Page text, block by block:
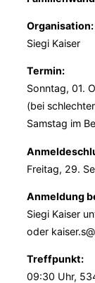
Organisation:
Siegi Kaiser
Termin:
Sonntag, 01.
(bei
Samstag im
Freitag, 29.
Anmeldung
Siegi Kaiser
oder
Treffpunkt:
09:30 Uhr,